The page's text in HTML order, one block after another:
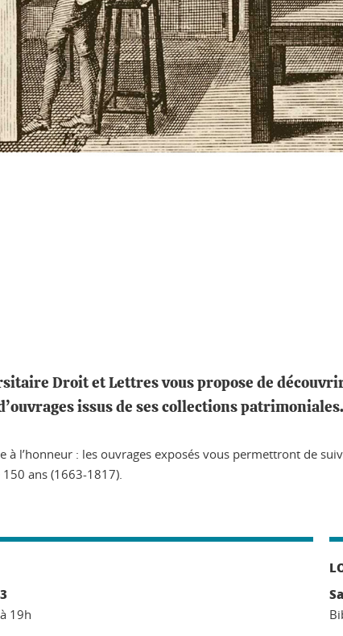
Droit et Lettres vous propose de
issus de ses collections patrimoniales.
à l’honneur : les ouvrages exposés vous permettront de
ans (1663-1817).
19h